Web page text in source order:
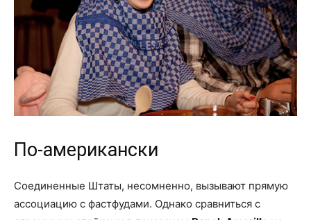
По-американски
Соединенные Штаты, несомненно, вызывают прямую
ассоциацию с фастфудами. Однако сравниться с